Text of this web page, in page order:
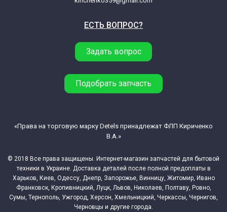
ЕСТЬ ВОПРОС?
Задать вопрос
Подобрать запчасть
© 2018 Все права защищены. Интернет-магазин запчастей для бытовой
техники в Украине. Доставка деталей после полной предоплаты в
Харьков, Киев, Одессу, Днепр, Запорожье, Винницу, Житомир, Ивано
Франковск, Кропивницкий, Луцк, Львов, Николаев, Полтаву, Ровно,
Сумы, Тернополь, Ужгород, Херсон, Хмельницкий, Черкассы, Чернигов,
Черновцы и другие города.
«Права на торговую марку Detels принадлежат ФЛП Кириченко
В.А.»